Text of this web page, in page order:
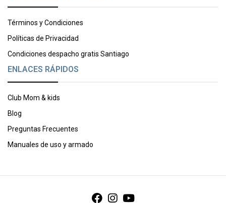
Términos y Condiciones
Políticas de Privacidad
Condiciones despacho gratis Santiago
ENLACES RÁPIDOS
Club Mom & kids
Blog
Preguntas Frecuentes
Manuales de uso y armado